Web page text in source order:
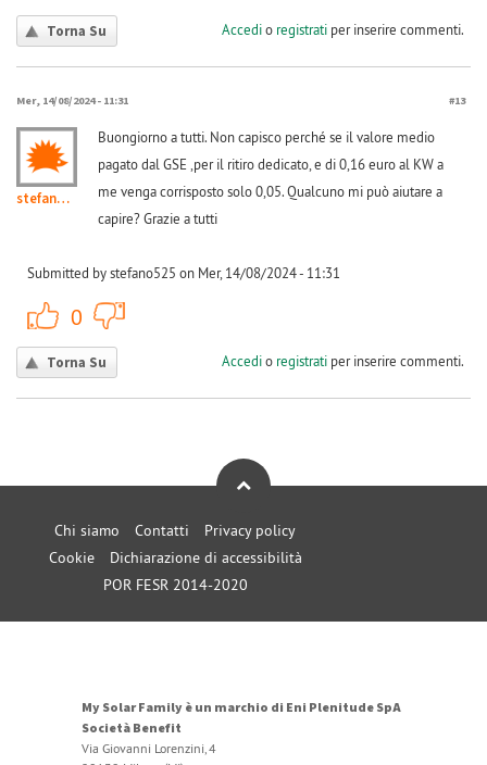
Torna Su Accedio registratiper inserire commenti.
Mer, 14/08/2024 - 11:31 #13
stefano525
Buongiorno a tutti. Non capisco perché se il valore medio
pagato dal GSE ,per il ritiro dedicato, e di 0,16 euro al KW a
me venga corrisposto solo 0,05. Qualcuno mi può aiutare a
capire? Grazie a tutti
Submitted by stefano525 on Mer, 14/08/2024 - 11:31
0
Torna Su Accedio registratiper inserire commenti.
Chi siamo Contatti
Privacy policy
Cookie
Dichiarazione di accessibilità
POR FESR 2014-2020
My Solar Family è un marchio di Eni Plenitude SpA
Società Benefit
Via Giovanni Lorenzini, 4